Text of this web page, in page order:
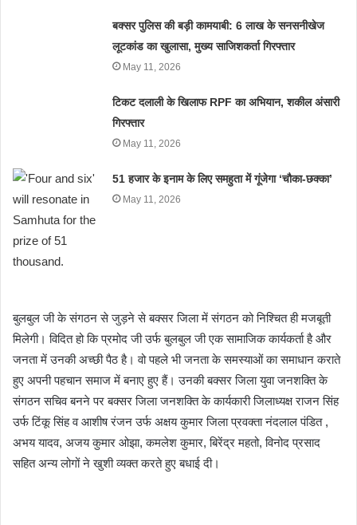
बक्सर पुलिस की बड़ी कामयाबी: 6 लाख के सनसनीखेज
लूटकांड का खुलासा, मुख्य साजिशकर्ता गिरफ्तार
May 11, 2026
टिकट दलाली के खिलाफ RPF का अभियान, शकील अंसारी
गिरफ्तार
May 11, 2026
51 हजार के इनाम के लिए समहुता में गूंजेगा ‘चौका-छक्का’
May 11, 2026
बुलबुल जी के संगठन से जुड़ने से बक्सर जिला में संगठन को निश्चित ही मजबूती
मिलेगी। विदित हो कि प्रमोद जी उर्फ बुलबुल जी एक सामाजिक कार्यकर्ता है और
जनता में उनकी अच्छी पैठ है। वो पहले भी जनता के समस्याओं का समाधान कराते
हुए अपनी पहचान समाज में बनाए हुए हैं। उनकी बक्सर जिला युवा जनशक्ति के
संगठन सचिव बनने पर बक्सर जिला जनशक्ति के कार्यकारी जिलाध्यक्ष राजन सिंह
उर्फ टिंकू सिंह व आशीष रंजन उर्फ अक्षय कुमार जिला प्रवक्ता नंदलाल पंडित ,
अभय यादव, अजय कुमार ओझा, कमलेश कुमार, बिरेंद्र महतो, विनोद प्रसाद
सहित अन्य लोगों ने खुशी व्यक्त करते हुए बधाई दी।